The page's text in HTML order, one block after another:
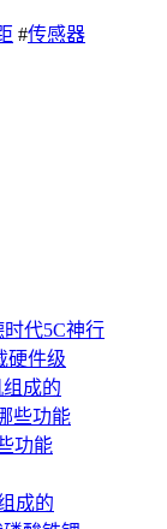
#传感器
时代5C神行
硬件级
成的
些功能
功能
成的